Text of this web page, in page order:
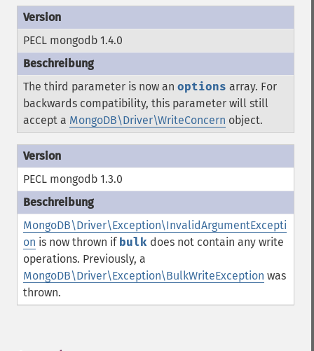
PECL mongodb 1.4.0
The third parameter is now an options array. For
backwards compatibility, this parameter will still
accept a MongoDB\Driver\WriteConcern object.
PECL mongodb 1.3.0
MongoDB\Driver\Exception\InvalidArgumentExcepti
on is now thrown if bulk does not contain any write
operations. Previously, a
MongoDB\Driver\Exception\BulkWriteException was
thrown.